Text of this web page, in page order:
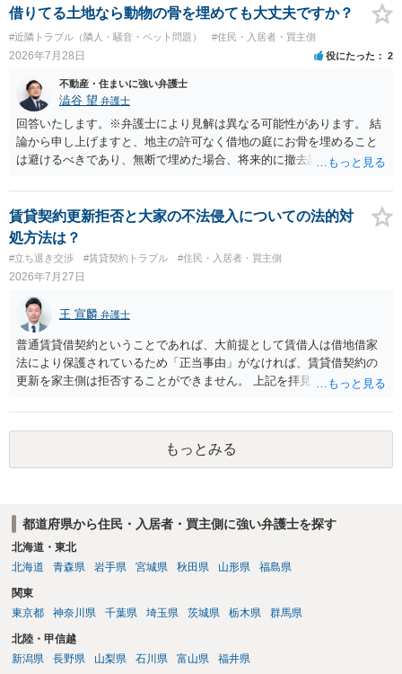
れるかどうかについては信頼関係が破壊されたかどうかで判断されま
すので、建物を事務所・店舗用に大きく改築する等までなさらない限
り、リスクはそれほど大きくないかもしれません。 しかしそれでも、
大家さんが契約違反を口実に、将来の更新時に更新料の上乗せを要求
したり、立ち退きを迫る材料に使ったりする可能性は否定できませ
ん。
借りてる土地なら動物の骨を埋めても大丈夫ですか？
#近隣トラブル（隣人・騒音・ペット問題） #住民・入居者・買主側
2026年7月28日 役にたった 2
不動産・住まいに強い弁護士
澁谷 望 弁護士
回答いたします。※弁護士により見解は異なる可能性があります。 結
論から申し上げますと、地主の許可なく借地の庭にお骨を埋めること
は避けるべきであり、無断で埋めた場合、将来的に撤去請求や退去時
上、自分のペットの遺骨を埋める行為自体は墓地埋葬法違反や不法投
棄には該当しないため、犯罪になるわけではありません。しかし、建
物の所有者は質問者様であっても、土地の所有権はあくまで地主にあ
ります。そのため、地主に無断でお骨を埋める行為は、他人の所有権
を侵害する行為や、借地人としての善管注意義務違反とみなされる可
能性が高いのが私見です。 どうしてもお近くで供養されたい場合は、
事前に地主へ相談して許可を得るか、土地に直接埋めずに大きめの鉢
植え等で供養する「プランター葬」や、ペット霊園等への納骨を検討
されるのが確実かと思います。
賃貸契約更新拒否と大家の不法侵入についての法的対
処方法は？
#立ち退き交渉 #賃貸契約トラブル #住民・入居者・買主側
2026年7月27日
王 宣麟 弁護士
普通賃貸借契約ということであれば、大前提として賃借人は借地借家
法により保護されているため「正当事由」がなければ、賃貸借契約の
更新を家主側は拒否することができません。 上記を拝見する限り、通
定期確認させてもらないこと」が直ちに正当事由に当たるとは思えま
せんので、更新拒絶を拒否される方向性でよろしいかと存じます。 そ
の交渉の中で、一定の金銭をもらえれば退去には応じる旨交渉をして
みるのはいかがでしょうか。 過去に賃借人の許可なく無断で賃貸人が
のも一つでしょう。
もっとみる
都道府県から住民・入居者・買主側に強い弁護士を探す
北海道・東北
北海道
青森県 岩手県 宮城県 秋田県 山形県 福島県
関東
東京都
神奈川県 千葉県 埼玉県 茨城県 栃木県 群馬県
北陸・甲信越
新潟県
長野県 山梨県 石川県 富山県 福井県